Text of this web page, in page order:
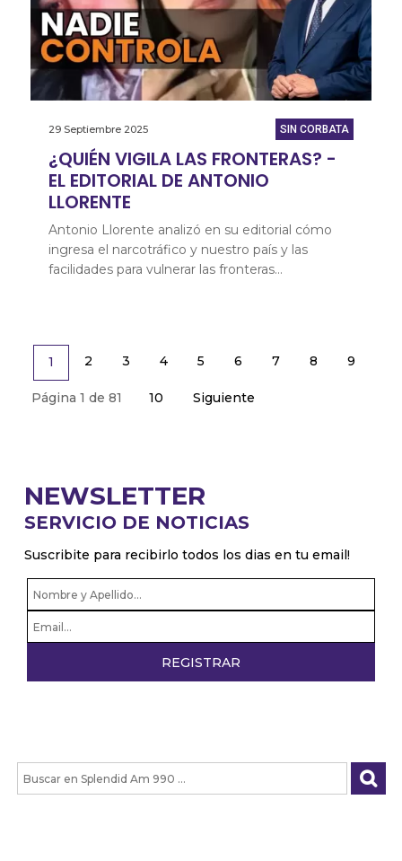
29 Septiembre 2025 SIN CORBATA
¿QUIÉN VIGILA LAS FRONTERAS? -
EL EDITORIAL DE ANTONIO
LLORENTE
Antonio Llorente analizó en su editorial cómo
ingresa el narcotráfico y nuestro país y las
facilidades para vulnerar las fronteras…
1 2 3 4 5 6 7 8 9
10 Siguiente
Página 1 de 81
NEWSLETTER
SERVICIO DE NOTICIAS
Suscribite para recibirlo todos los dias en tu email!